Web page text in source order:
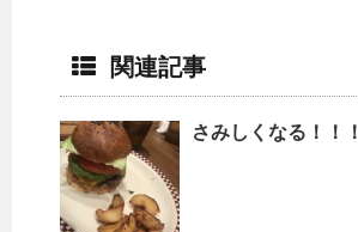
関連記事
さみしくなる！！！